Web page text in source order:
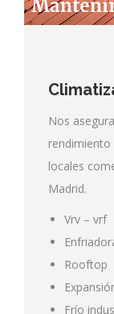
Nos
rendimiento
locales
Madrid.
Vrv – vrf
Rooftop
Frío